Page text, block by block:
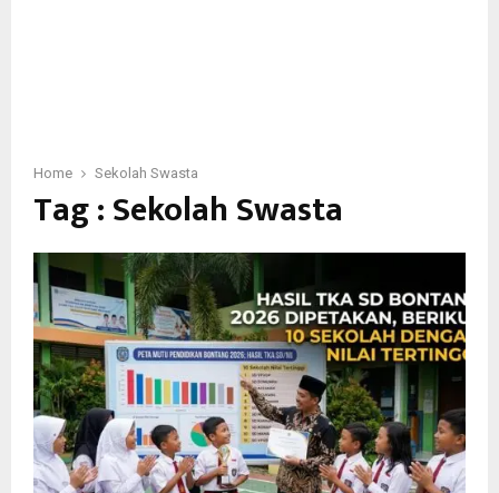
Home Sekolah Swasta
Tag : Sekolah Swasta